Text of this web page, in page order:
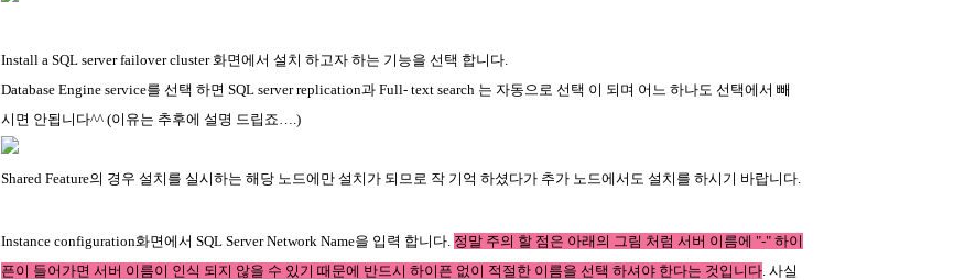
Install a SQL server failover cluster 화면에서 설치 하고자 하는 기능을 선택 합니다.
Database Engine service를 선택 하면 SQL server replication과 Full- text search 는 자동으로 선택 이 되며 어느 하나도 선택에서 빼
시면 안됩니다^^ (이유는 추후에 설명 드립죠….)
Shared Feature의 경우 설치를 실시하는 해당 노드에만 설치가 되므로 작 기억 하셨다가 추가 노드에서도 설치를 하시기 바랍니다.
Instance configuration화면에서 SQL Server Network Name을 입력 합니다. 정말 주의 할 점은 아래의 그림 처럼 서버 이름에 "-" 하이
픈이 들어가면 서버 이름이 인식 되지 않을 수 있기 때문에 반드시 하이픈 없이 적절한 이름을 선택 하셔야 한다는 것입니다. 사실